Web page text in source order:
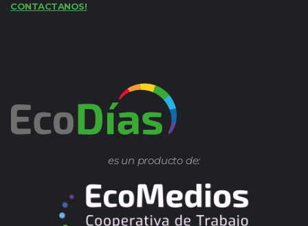
CONTACTANOS!
es un producto de: